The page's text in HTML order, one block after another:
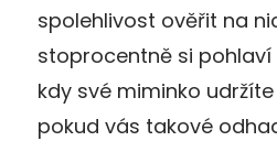
spolehlivost ověřit na
stoprocentně si
kdy své miminko
pokud vás takové